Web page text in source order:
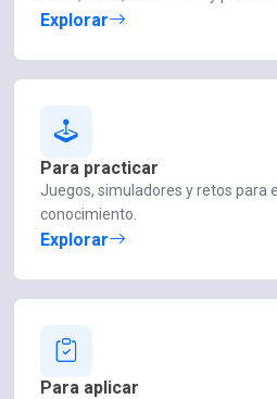
Explorar
Para practicar
Juegos, simuladores y retos para
conocimiento.
Explorar
Para aplicar